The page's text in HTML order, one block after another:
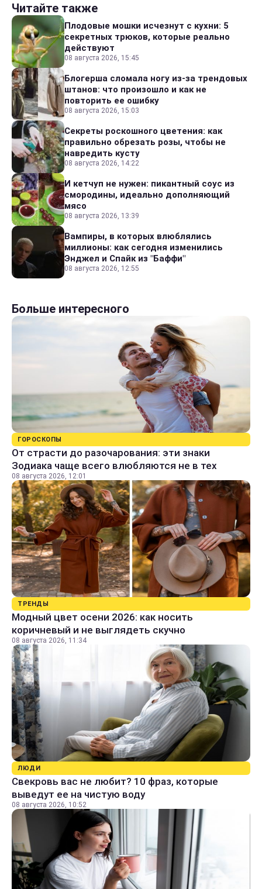
Читайте также
Плодовые мошки исчезнут с кухни: 5
секретных трюков, которые реально
действуют
08 августа 2026, 15:45
Блогерша сломала ногу из-за трендовых
штанов: что произошло и как не
повторить ее ошибку
08 августа 2026, 15:03
Секреты роскошного цветения: как
правильно обрезать розы, чтобы не
навредить кусту
08 августа 2026, 14:22
И кетчуп не нужен: пикантный соус из
смородины, идеально дополняющий
мясо
08 августа 2026, 13:39
Вампиры, в которых влюблялись
миллионы: как сегодня изменились
Энджел и Спайк из "Баффи"
08 августа 2026, 12:55
Больше интересного
ГОРОСКОПЫ
От страсти до разочарования: эти знаки
Зодиака чаще всего влюбляются не в тех
08 августа 2026, 12:01
ТРЕНДЫ
Модный цвет осени 2026: как носить
коричневый и не выглядеть скучно
08 августа 2026, 11:34
ЛЮДИ
Свекровь вас не любит? 10 фраз, которые
выведут ее на чистую воду
08 августа 2026, 10:52